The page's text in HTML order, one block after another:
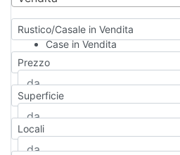
Rustico/Casale in Vendita
Case in Vendita
Qualsiasi
Appartamento
Casa indipendente
Casa Semi-indipendente
Attico/Mansarda
Prezzo
Superficie
Locali